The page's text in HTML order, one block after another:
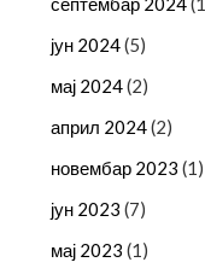
јун 2024(5)
мај 2024(2)
април 2024(2)
новембар 2023 (1)
јун 2023 (7)
мај 2023 (1)